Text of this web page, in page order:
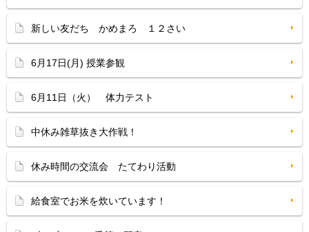
新しい友だち かめまろ １２さい
6月17日(月) 授業参観
6月11日（火） 体力テスト
中休み雑草抜き大作戦！
休み時間の交流会 たてわり活動
給食室でお米を炊いています！